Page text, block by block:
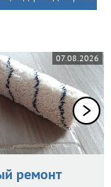
07.08.2026
ремонт